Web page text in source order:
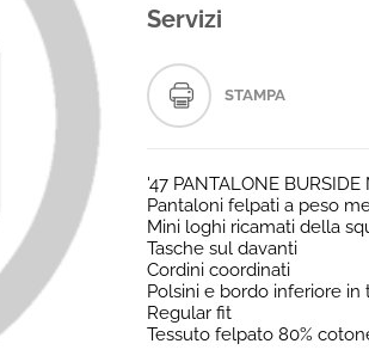
Servizi
STAMPA
'47 PANTALONE BURSIDE
Pantaloni felpati a peso
Mini loghi ricamati della
Tasche sul davanti
Cordini coordinati
Polsini e bordo inferiore in
Regular fit
Tessuto felpato 80%